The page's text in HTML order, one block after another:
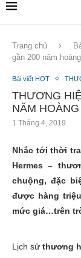
Trang chủ
gần 200 năm
Bài viết HOT
THƯƠNG
NĂM
1 Tháng 4, 2019
Nhắc tới thời
Hermes –
chuộng, đặc
được hàng
mức giá…trên
Lịch sử thương